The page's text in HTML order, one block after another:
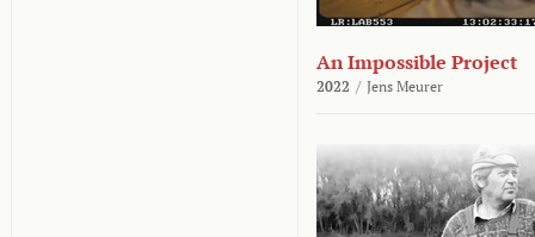
An Impossible Project
2022 / Jens Meurer